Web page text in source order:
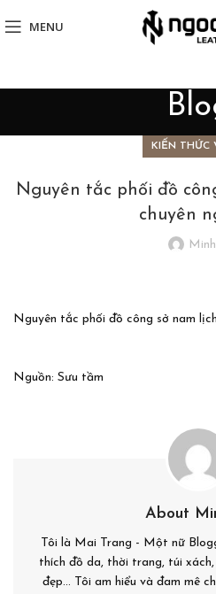
MENU
KIẾN THỨC
Nguyên tắc phối đồ
chuyên
Nguyên tắc phối đồ công sở nam
Nguồn: Sưu tầm
About
Tôi là Mai Trang - Một nữ
thích đồ da, thời trang, túi
đẹp... Tôi am hiểu và đam mê